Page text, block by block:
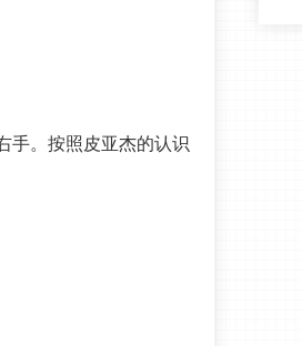
手。按照皮亚杰的认识